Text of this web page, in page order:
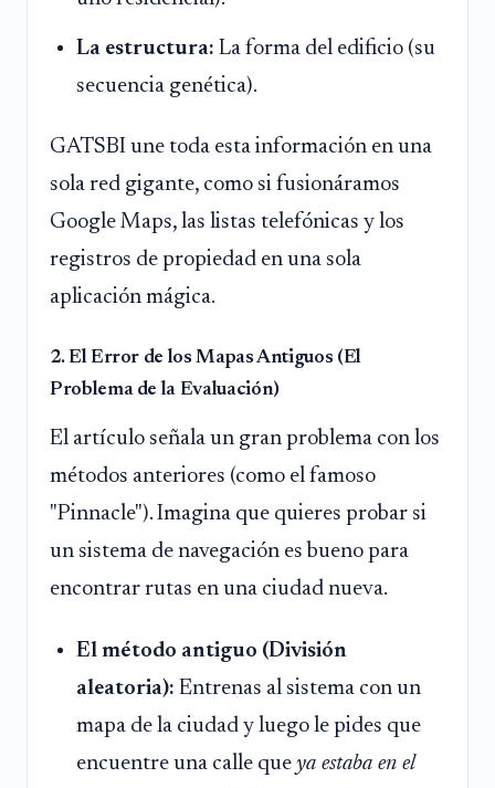
La estructura: La forma del edificio (su
secuencia genética).
GATSBI une toda esta información en una
sola red gigante, como si fusionáramos
Google Maps, las listas telefónicas y los
registros de propiedad en una sola
aplicación mágica.
2. El Error de los Mapas Antiguos (El
Problema de la Evaluación)
El artículo señala un gran problema con los
métodos anteriores (como el famoso
"Pinnacle"). Imagina que quieres probar si
un sistema de navegación es bueno para
encontrar rutas en una ciudad nueva.
El método antiguo (División
aleatoria): Entrenas al sistema con un
mapa de la ciudad y luego le pides que
encuentre una calle que ya estaba en el